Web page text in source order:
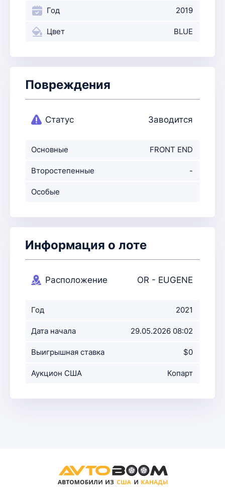
Год 2019
Цвет BLUE
Повреждения
Статус Заводится
Основные
повреждения
FRONT END
Второстепенные
повр-ния
-
Особые
Информация о лоте
Расположение
OR - EUGENE
Год 2021
Дата начала
аукциона
29.05.2026 08:02
Выигрышная ставка $0
Аукцион США Копарт